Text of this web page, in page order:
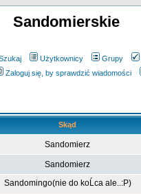
Sandomierskie
Użytkownicy Grupy
Zaloguj się, by sprawdzić wiadomości
Skąd
Sandomierz
Sandomierz
Sandomingo(nie do koĹca ale..:P)